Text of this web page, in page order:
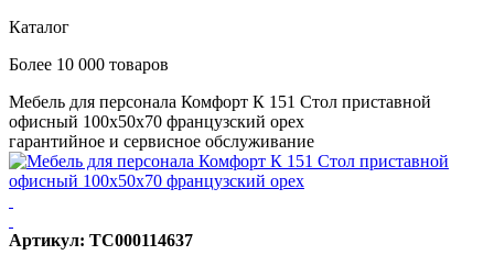
Каталог
Более 10 000 товаров
Мебель для персонала Комфорт К 151 Стол приставной
офисный 100x50x70 французский орех
гарантийное и сервисное обслуживание
Артикул: ТС000114637